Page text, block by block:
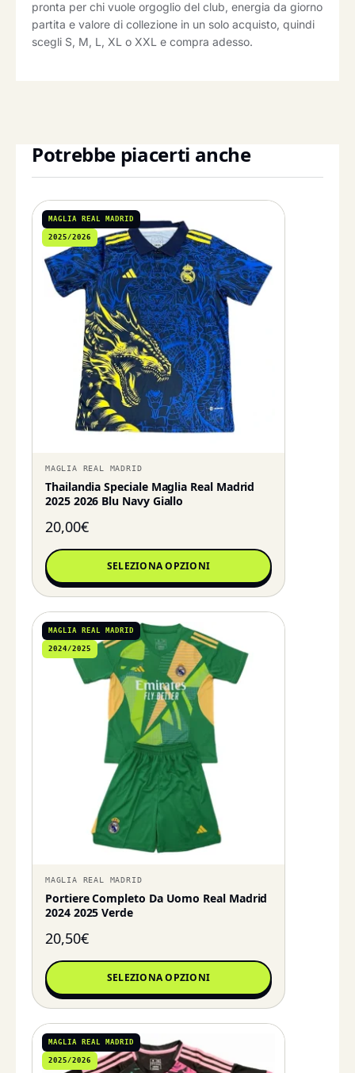
pronta per chi vuole orgoglio del club, energia da giorno
partita e valore di collezione in un solo acquisto, quindi
scegli S, M, L, XL o XXL e compra adesso.
Potrebbe piacerti anche
MAGLIA REAL MADRID
2025/2026
MAGLIA REAL MADRID
Thailandia Speciale Maglia Real Madrid
2025 2026 Blu Navy Giallo
20,00€
SELEZIONA OPZIONI
MAGLIA REAL MADRID
2024/2025
MAGLIA REAL MADRID
Portiere Completo Da Uomo Real Madrid
2024 2025 Verde
20,50€
SELEZIONA OPZIONI
MAGLIA REAL MADRID
2025/2026